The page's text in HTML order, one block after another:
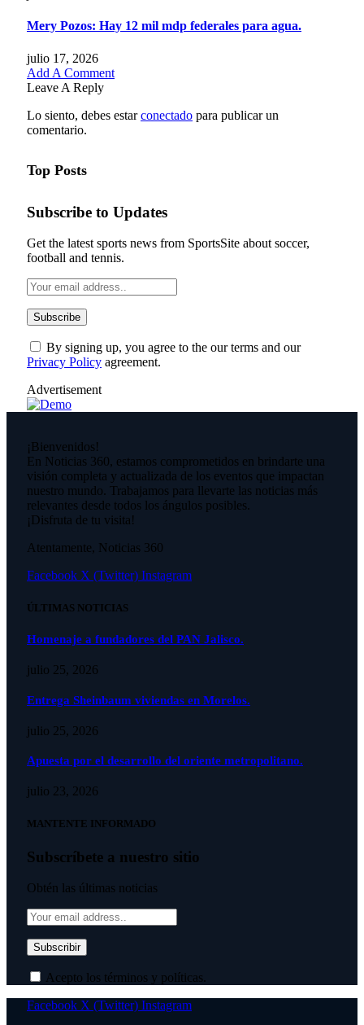
Mery Pozos: Hay 12 mil mdp federales para agua.
julio 17, 2026
Add A Comment
Leave A Reply
Lo siento, debes estarconectado para publicar un
comentario.
Top Posts
Subscribe to Updates
Get the latest sports news from SportsSite about soccer,
football and tennis.
By signing up, you agree to the our terms and our
Privacy Policy agreement.
Advertisement
¡Bienvenidos!
En Noticias 360, estamos comprometidos en brindarte una
visión completa y actualizada de los eventos que impactan
nuestro mundo. Trabajamos para llevarte las noticias más
relevantes desde todos los ángulos posibles.
¡Disfruta de tu visita!
Atentamente, Noticias 360
Facebook X (Twitter) Instagram
ÚLTIMAS NOTICIAS
Homenaje a fundadores del PAN Jalisco.
julio 25, 2026
Entrega Sheinbaum viviendas en Morelos.
julio 25, 2026
Apuesta por el desarrollo del oriente metropolitano.
julio 23, 2026
MANTENTE INFORMADO
Subscríbete a nuestro sitio
Obtén las últimas noticias
Acepto los términos y políticas.
Facebook X (Twitter) Instagram